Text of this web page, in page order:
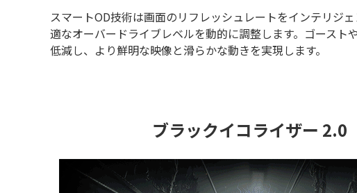
スマートOD技術は画面のリフレッシュレートをインテリジ
適なオーバードライブレベルを動的に調整します。ゴースト
低減し、より鮮明な映像と滑らかな動きを実現します。
ブラックイコライザー 2.0